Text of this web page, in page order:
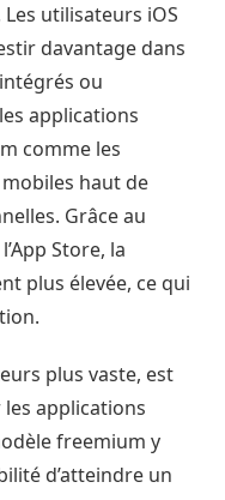
utilisateurs iOS
davantage dans
ou
applications
comme les
haut de
Grâce au
Store, la
plus élevée, ce qui
plus vaste, est
applications
freemium y
d’atteindre un